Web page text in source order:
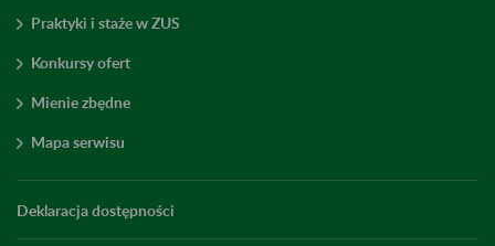
Praktyki i staże w ZUS
Konkursy ofert
Mienie zbędne
Mapa serwisu
Deklaracja dostępności